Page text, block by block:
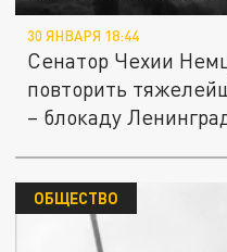
30 ЯНВАРЯ 18:44
Сенатор Чехии
повторить
– блокаду
ОБЩЕСТВО